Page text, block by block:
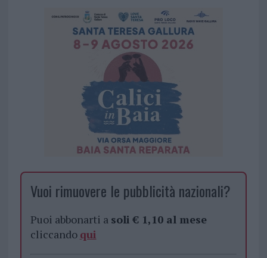
Vuoi rimuovere le pubblicità nazionali?
Puoi abbonarti a soli € 1,10 al mese
cliccando qui